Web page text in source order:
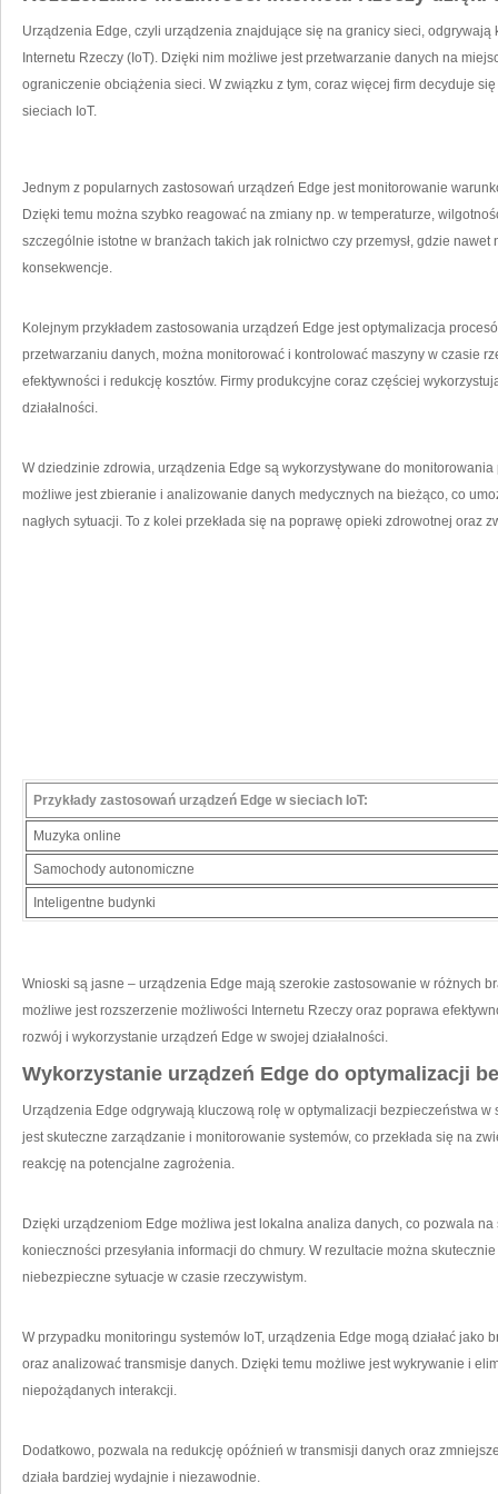
Urządzenia Edge, ⁤czyli urządzenia ​znajdujące się ‍na granicy sieci,​
Internetu Rzeczy (IoT). Dzięki nim możliwe jest przetwarzanie danych na
ograniczenie obciążenia sieci.‍ W związku z tym, coraz więcej firm decyduje
sieciach IoT.
Jednym z popularnych zastosowań urządzeń Edge jest ‍monitorowanie‍
Dzięki temu można szybko reagować na zmiany np. w temperaturze,
szczególnie istotne w branżach takich jak rolnictwo czy przemysł, ​gdzie
konsekwencje.
Kolejnym przykładem zastosowania urządzeń Edge ⁢jest ⁢optymalizacja
przetwarzaniu danych, można monitorować i kontrolować maszyny w czasie
efektywności i redukcję kosztów. ‌Firmy⁤ produkcyjne coraz częściej
działalności.
W dziedzinie zdrowia, urządzenia Edge są wykorzystywane ⁣do
możliwe ⁢jest⁢ zbieranie i analizowanie danych‌ medycznych na bieżąco, co
nagłych sytuacji. ⁢To z ‍kolei przekłada się na poprawę opieki zdrowotnej oraz
Przykłady zastosowań ‍urządzeń Edge​ w sieciach IoT:
Muzyka online
Samochody autonomiczne
Inteligentne budynki
Wnioski są ​jasne – urządzenia Edge‌ mają szerokie zastosowanie w różnych
możliwe jest rozszerzenie możliwości Internetu Rzeczy ⁣oraz poprawa
rozwój i wykorzystanie urządzeń Edge w swojej działalności.
Wykorzystanie urządzeń Edge do optymalizacji
Urządzenia Edge odgrywają kluczową rolę w optymalizacji bezpieczeństwa
jest skuteczne zarządzanie i monitorowanie systemów, co przekłada się na
reakcję na potencjalne zagrożenia.
Dzięki ⁢urządzeniom Edge możliwa jest lokalna ‍analiza​ danych, co pozwala
konieczności przesyłania informacji do chmury. W rezultacie można
niebezpieczne⁢ sytuacje w czasie rzeczywistym.
W przypadku monitoringu systemów IoT, urządzenia Edge mogą ⁣działać jako
oraz analizować transmisje danych. Dzięki temu możliwe jest wykrywanie i
‍niepożądanych ⁤interakcji.
Dodatkowo, pozwala ‌na redukcję‍ opóźnień w transmisji danych ‍oraz
działa ⁣bardziej wydajnie i niezawodnie.